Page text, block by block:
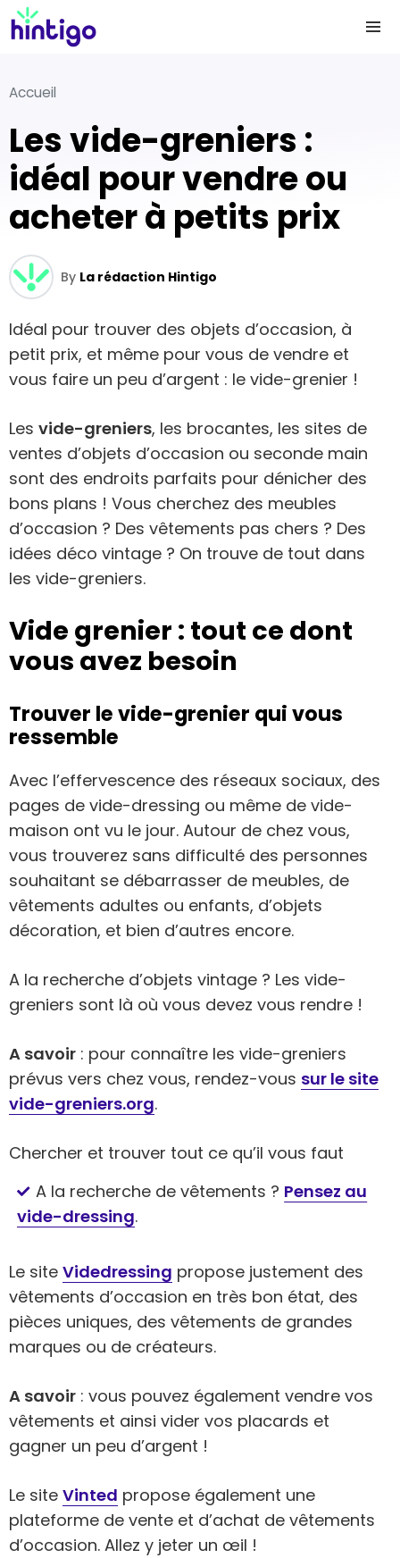
Accueil
Les vide-greniers :
idéal pour vendre ou
acheter à petits prix
By La rédaction Hintigo
Idéal pour trouver des objets d’occasion, à
petit prix, et même pour vous de vendre et
vous faire un peu d’argent : le vide-grenier !
Les vide-greniers, les brocantes, les sites de
ventes d’objets d’occasion ou seconde main
sont des endroits parfaits pour dénicher des
bons plans ! Vous cherchez des meubles
d’occasion ? Des vêtements pas chers ? Des
idées déco vintage ? On trouve de tout dans
les vide-greniers.
Vide grenier : tout ce dont
vous avez besoin
Trouver le vide-grenier qui vous
ressemble
Avec l’effervescence des réseaux sociaux, des
pages de vide-dressing ou même de vide-
maison ont vu le jour. Autour de chez vous,
vous trouverez sans difficulté des personnes
souhaitant se débarrasser de meubles, de
vêtements adultes ou enfants, d’objets
décoration, et bien d’autres encore.
A la recherche d’objets vintage ? Les vide-
greniers sont là où vous devez vous rendre !
A savoir : pour connaître les vide-greniers
prévus vers chez vous, rendez-vous sur le site
vide-greniers.org.
Chercher et trouver tout ce qu’il vous faut
A la recherche de vêtements ? Pensez au
vide-dressing.
Le site Videdressing propose justement des
vêtements d’occasion en très bon état, des
pièces uniques, des vêtements de grandes
marques ou de créateurs.
A savoir : vous pouvez également vendre vos
vêtements et ainsi vider vos placards et
gagner un peu d’argent !
Le site Vinted propose également une
plateforme de vente et d’achat de vêtements
d’occasion. Allez y jeter un œil !